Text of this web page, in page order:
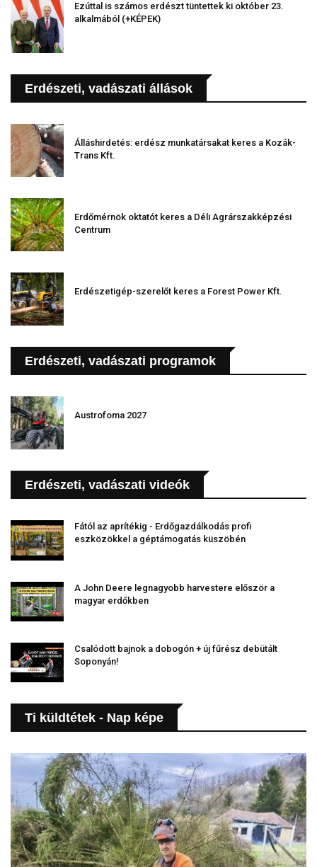
Ezúttal is számos erdészt tüntettek ki október 23.
alkalmából (+KÉPEK)
Erdészeti, vadászati állások
Álláshirdetés: erdész munkatársakat keres a Kozák-
Trans Kft.
Erdőmérnök oktatót keres a Déli Agrárszakképzési
Centrum
Erdészetigép-szerelőt keres a Forest Power Kft.
Erdészeti, vadászati programok
Austrofoma 2027
Erdészeti, vadászati videók
Fától az aprítékig - Erdőgazdálkodás profi
eszközökkel a géptámogatás küszöbén
A John Deere legnagyobb harvestere először a
magyar erdőkben
Csalódott bajnok a dobogón + új fűrész debütált
Soponyán!
Ti küldtétek - Nap képe